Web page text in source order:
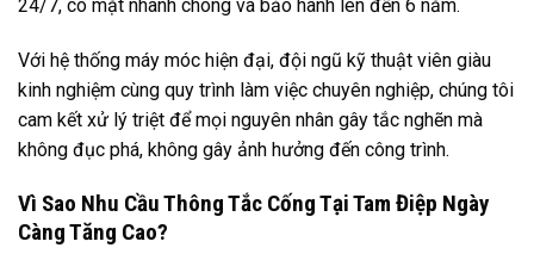
24/7, có mặt nhanh chóng và bảo hành lên đến 6 năm.
Với hệ thống máy móc hiện đại, đội ngũ kỹ thuật viên giàu
kinh nghiệm cùng quy trình làm việc chuyên nghiệp, chúng tôi
cam kết xử lý triệt để mọi nguyên nhân gây tắc nghẽn mà
không đục phá, không gây ảnh hưởng đến công trình.
Vì Sao Nhu Cầu Thông Tắc Cống Tại Tam Điệp Ngày
Càng Tăng Cao?